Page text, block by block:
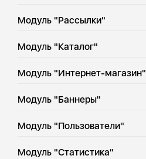
Модуль "Рассылки"
Модуль "Каталог"
Модуль "Интернет-магазин"
Модуль "Баннеры"
Модуль "Пользователи"
Модуль "Статистика"